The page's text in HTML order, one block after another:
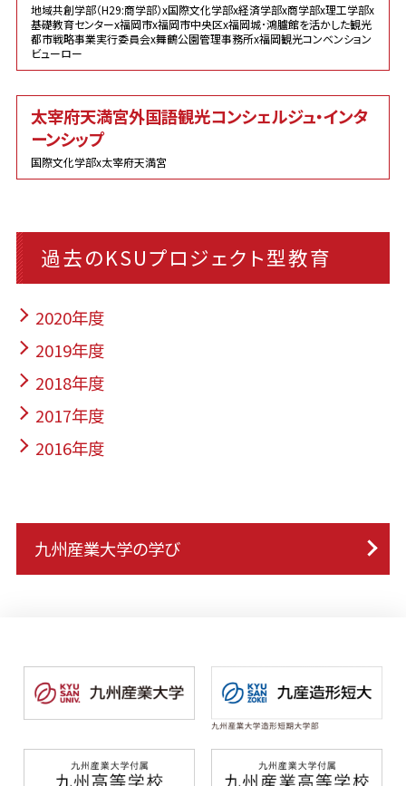
地域共創学部（H29:商学部）x国際文化学部x経済学部x商学部x理工学部x
基礎教育センターx福岡市x福岡市中央区x福岡城･鴻臚館を活かした観光
都市戦略事業実行委員会x舞鶴公園管理事務所x福岡観光コンベンション
ビューロー
太宰府天満宮外国語観光コンシェルジュ・インタ
ーンシップ
国際文化学部x太宰府天満宮
過去のKSUプロジェクト型教育
2020年度
2019年度
2018年度
2017年度
2016年度
九州産業大学の学び